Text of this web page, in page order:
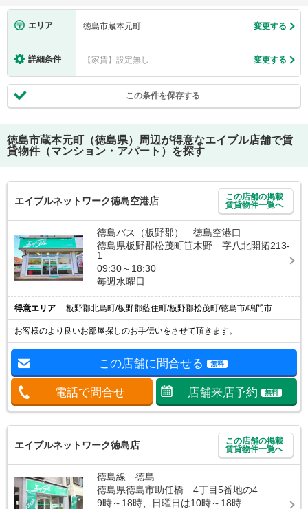
エリア 徳島市蔵本元町 変更する
詳細条件 【家賃】設定無し 変更する
この条件を保存する
徳島市蔵本元町（徳島県）
周辺が得意なエイブル店舗で賃
貸物件（マンション・アパート）を探す
エイブルネットワーク徳島空港店
この店舗の掲載
賃貸物件一覧へ
徳島バス（板野郡） 徳島空港口
徳島県板野郡松茂町笹木野 字八北開拓213-
1
09:30～18:30
毎週水曜日
得意エリア 板野郡北島町/板野郡藍住町/板野郡松茂町/徳島市/鳴門市
お客様のより良いお部屋探しのお手伝いをさせて頂きます。
この店舗に問合せる 無料
電話で問合せ 店舗来店予約 無料
エイブルネットワーク徳島店
この店舗の掲載
賃貸物件一覧へ
徳島線 徳島
徳島県徳島市助任橋 4丁目5番地の4
9時～18時、日曜日は10時～18時